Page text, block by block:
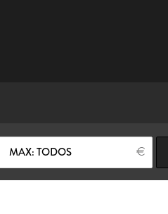
MAX: TODOS